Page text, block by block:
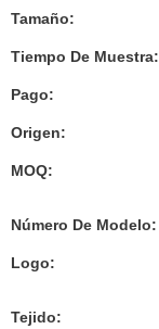
Tamaño:
Tiempo De Muestra:
Pago:
Origen:
MOQ:
Número De Modelo:
Logo:
Tejido: